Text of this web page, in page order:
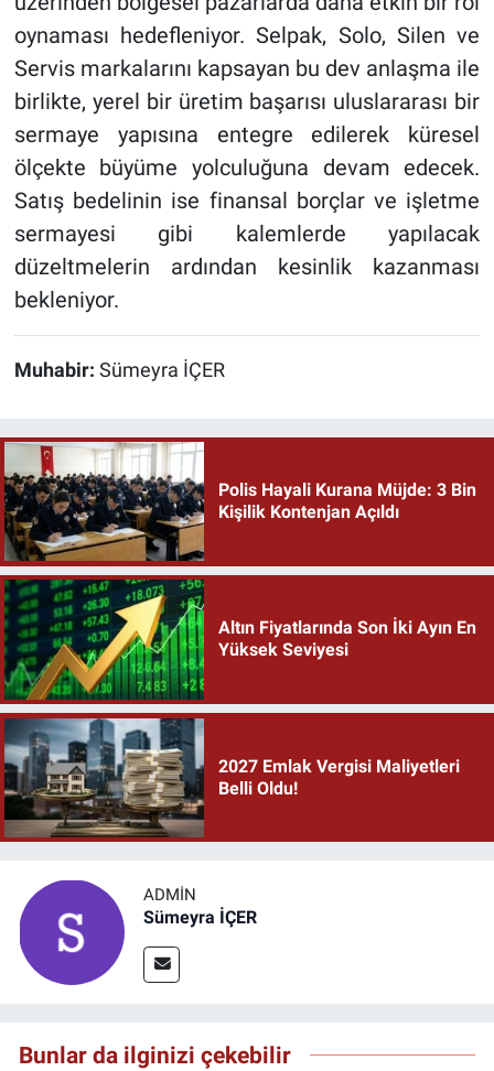
oynaması hedefleniyor. Selpak, Solo, Silen ve
Servis markalarını kapsayan bu dev anlaşma ile
birlikte, yerel bir üretim başarısı uluslararası bir
sermaye yapısına entegre edilerek küresel
ölçekte büyüme yolculuğuna devam edecek.
Satış bedelinin ise finansal borçlar ve işletme
sermayesi gibi kalemlerde yapılacak
düzeltmelerin ardından kesinlik kazanması
bekleniyor.
Muhabir: Sümeyra İÇER
Polis Hayali Kurana Müjde: 3 Bin
Kişilik Kontenjan Açıldı
Altın Fiyatlarında Son İki Ayın En
Yüksek Seviyesi
2027 Emlak Vergisi Maliyetleri
Belli Oldu!
ADMIN
Sümeyra İÇER
Bunlar da ilginizi çekebilir